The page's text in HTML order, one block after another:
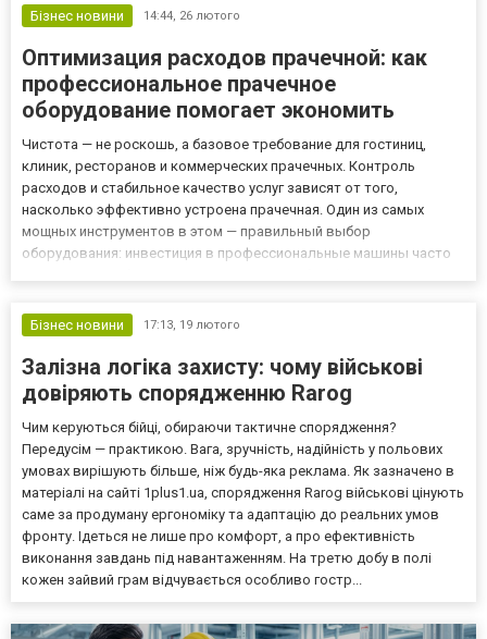
Бізнес новини 14:44, 26 лютого
Оптимизация расходов прачечной: как
профессиональное прачечное
оборудование помогает экономить
Чистота — не роскошь, а базовое требование для гостиниц,
клиник, ресторанов и коммерческих прачечных. Контроль
расходов и стабильное качество услуг зависят от того,
насколько эффективно устроена прачечная. Один из самых
мощных инструментов в этом — правильный выбор
оборудования: инвестиция в профессиональные машины часто
вложениями, важно тщател...
Бізнес новини 17:13, 19 лютого
Залізна логіка захисту: чому військові
довіряють спорядженню Rarog
Чим керуються бійці, обираючи тактичне спорядження?
Передусім — практикою. Вага, зручність, надійність у польових
умовах вирішують більше, ніж будь-яка реклама. Як зазначено в
матеріалі на сайті 1plus1.ua, спорядження Rarog військові цінують
саме за продуману ергономіку та адаптацію до реальних умов
фронту. Ідеться не лише про комфорт, а про ефективність
виконання завдань під навантаженням. На третю добу в полі
кожен зайвий грам відчувається особливо гостр...